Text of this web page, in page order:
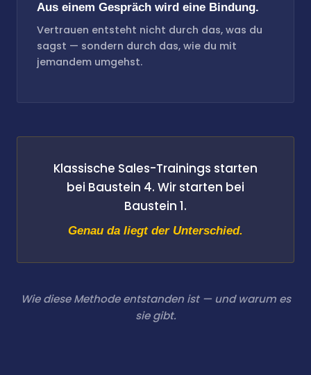
Aus einem Gespräch wird eine Bindung.
Vertrauen entsteht nicht durch das, was du
sagst — sondern durch das, wie du mit
jemandem umgehst.
Klassische Sales-Trainings starten
bei Baustein 4. Wir starten bei
Baustein 1.
Genau da liegt der Unterschied.
Wie diese Methode entstanden ist — und warum es
sie gibt.